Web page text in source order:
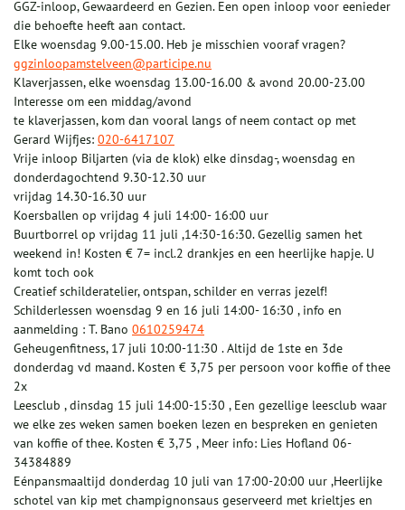
GGZ-inloop, Gewaardeerd en Gezien. Een open inloop voor eenieder
die behoefte heeft aan contact.
Elke woensdag 9.00-15.00. Heb je misschien vooraf vragen?
ggzinloopamstelveen@participe.nu
Klaverjassen, elke woensdag 13.00-16.00 & avond 20.00-23.00
Interesse om een middag/avond
te klaverjassen, kom dan vooral langs of neem contact op met
Gerard Wijfjes: 020-6417107
Vrije inloop Biljarten (via de klok) elke dinsdag-, woensdag en
donderdagochtend 9.30-12.30 uur
vrijdag 14.30-16.30 uur
Koersballen op vrijdag 4 juli 14:00- 16:00 uur
Buurtborrel op vrijdag 11 juli ,14:30-16:30. Gezellig samen het
weekend in! Kosten € 7= incl.2 drankjes en een heerlijke hapje. U
komt toch ook
Creatief schilderatelier, ontspan, schilder en verras jezelf!
Schilderlessen woensdag 9 en 16 juli 14:00- 16:30 , info en
aanmelding : T. Bano 0610259474
Geheugenfitness, 17 juli 10:00-11:30 . Altijd de 1ste en 3de
donderdag vd maand. Kosten € 3,75 per persoon voor koffie of thee
2x
Leesclub , dinsdag 15 juli 14:00-15:30 , Een gezellige leesclub waar
we elke zes weken samen boeken lezen en bespreken en genieten
van koffie of thee. Kosten € 3,75 , Meer info: Lies Hofland 06-
34384889
Eénpansmaaltijd donderdag 10 juli van 17:00-20:00 uur ,Heerlijke
schotel van kip met champignonsaus geserveerd met krieltjes en